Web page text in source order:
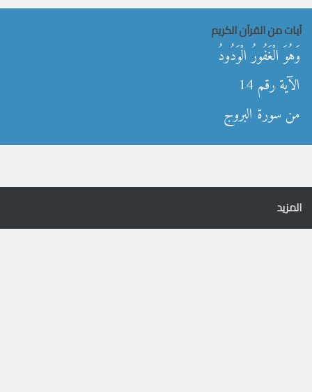
آيات من القرآن الكريم
وَهُوَ الْغَفُورُ الْوَدُودُ
الآية رقم 14
من سورة البروج
المزيد